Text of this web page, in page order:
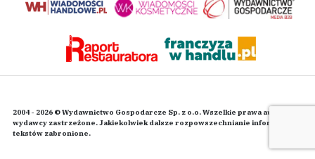
2004 - 2026 © Wydawnictwo Gospodarcze Sp. z o.o. Wszelkie prawa autorskie
wydawcy zastrzeżone. Jakiekolwiek dalsze rozpowszechnianie informacji i
tekstów zabronione.